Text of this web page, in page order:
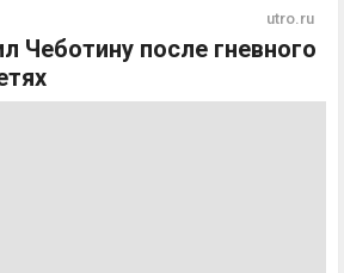
utro.ru
Чеботину после гневного